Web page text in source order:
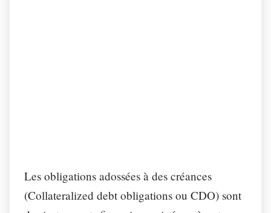
Les obligations adossées à des créances
(Collateralized debt obligations ou CDO) sont